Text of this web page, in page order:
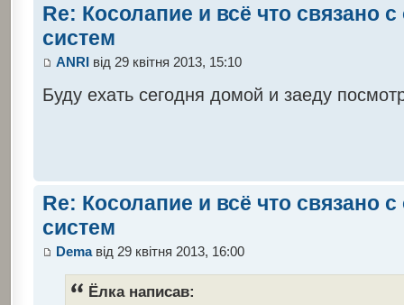
Re: Косолапие и всё что связано
систем
ANRIвід 29 квітня 2013, 15:10
Буду ехать сегодня домой и заеду
Re: Косолапие и всё что связано
систем
Demaвід 29 квітня 2013, 16:00
Ёлка написав: